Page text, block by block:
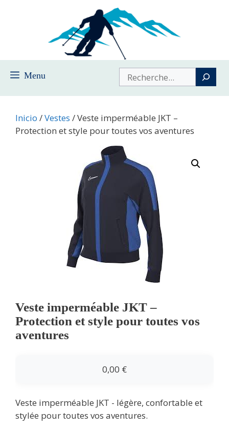
Menu Buscar
Inicio /Vestes / Veste imperméable JKT –
Protection et style pour toutes vos aventures
Veste imperméable JKT –
Protection et style pour toutes vos
aventures
0,00 €
Veste imperméable JKT - légère, confortable et
stylée pour toutes vos aventures.